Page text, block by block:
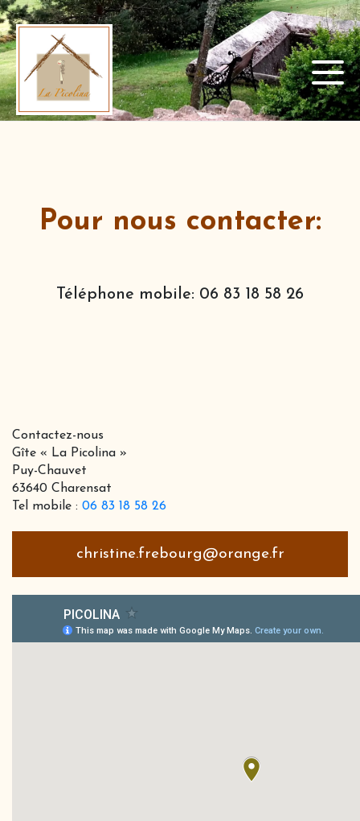
Pour nous contacter:
Téléphone mobile: 06 83 18 58 26
Contactez-nous
Gîte « La Picolina »
Puy-Chauvet
63640 Charensat
Tel mobile : 06 83 18 58 26
christine.frebourg@orange.fr
Panneau de gestion des cookies